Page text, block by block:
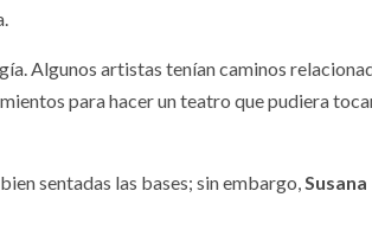
Algunos artistas tenían caminos
para hacer un teatro que pudiera
sentadas las bases; sin embargo,Susana